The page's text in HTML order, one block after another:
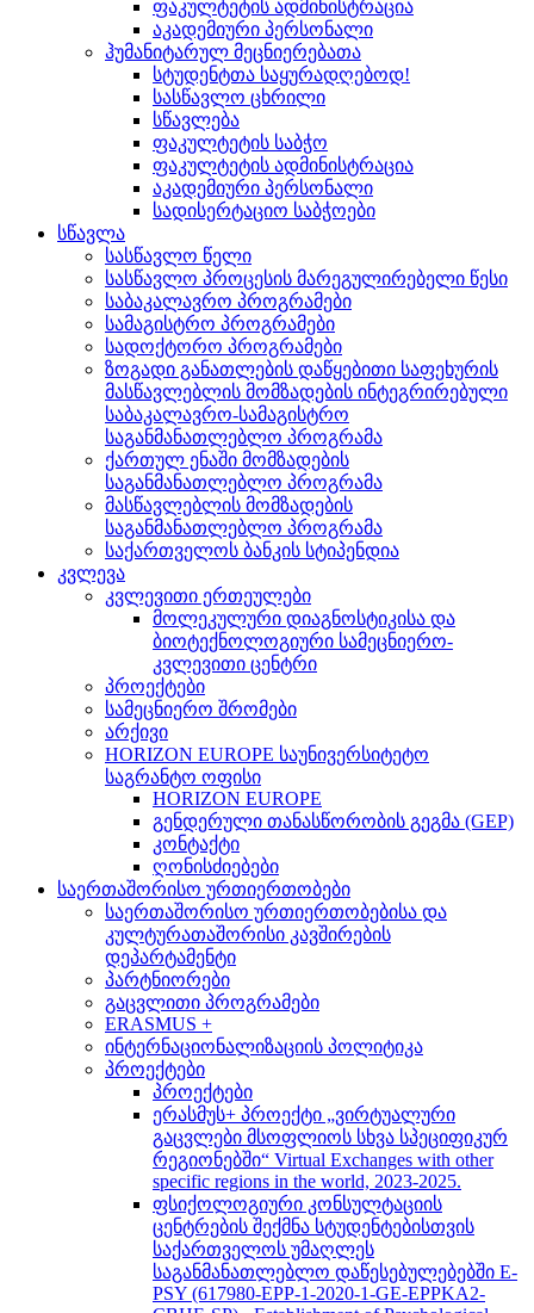
ფაკულტეტის ადმინისტრაცია
აკადემიური პერსონალი
ჰუმანიტარულ მეცნიერებათა
სტუდენტთა საყურადღებოდ!
სასწავლო ცხრილი
სწავლება
ფაკულტეტის საბჭო
ფაკულტეტის ადმინისტრაცია
აკადემიური პერსონალი
სადისერტაციო საბჭოები
სწავლა
სასწავლო წელი
სასწავლო პროცესის მარეგულირებელი წესი
საბაკალავრო პროგრამები
სამაგისტრო პროგრამები
სადოქტორო პროგრამები
ზოგადი განათლების დაწყებითი საფეხურის
მასწავლებლის მომზადების ინტეგრირებული
საბაკალავრო-სამაგისტრო
საგანმანათლებლო პროგრამა
ქართულ ენაში მომზადების
საგანმანათლებლო პროგრამა
მასწავლებლის მომზადების
საგანმანათლებლო პროგრამა
საქართველოს ბანკის სტიპენდია
კვლევა
კვლევითი ერთეულები
მოლეკულური დიაგნოსტიკისა და
ბიოტექნოლოგიური სამეცნიერო-
კვლევითი ცენტრი
პროექტები
სამეცნიერო შრომები
არქივი
HORIZON EUROPE საუნივერსიტეტო
საგრანტო ოფისი
HORIZON EUROPE
გენდერული თანასწორობის გეგმა (GEP)
კონტაქტი
ღონისძიებები
საერთაშორისო ურთიერთობები
საერთაშორისო ურთიერთობებისა და
კულტურათაშორისი კავშირების
დეპარტამენტი
პარტნიორები
გაცვლითი პროგრამები
ERASMUS +
ინტერნაციონალიზაციის პოლიტიკა
პროექტები
პროექტები
ერასმუს+ პროექტი „ვირტუალური
გაცვლები მსოფლიოს სხვა სპეციფიკურ
რეგიონებში“ Virtual Exchanges with other
specific regions in the world, 2023-2025.
ფსიქოლოგიური კონსულტაციის
ცენტრების შექმნა სტუდენტებისთვის
საქართველოს უმაღლეს
საგანმანათლებლო დაწესებულებებში E-
PSY (617980-EPP-1-2020-1-GE-EPPKA2-